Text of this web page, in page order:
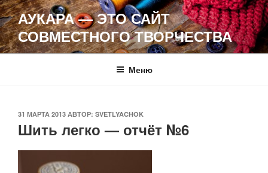
Перейти
к
содержимому
АУКАРА — ЭТО САЙТ
СОВМЕСТНОГО ТВОРЧЕСТВА
Меню
ОПУБЛИКОВАНО
31 МАРТА 2013 АВТОР: SVETLYACHOK
Шить легко — отчёт №6